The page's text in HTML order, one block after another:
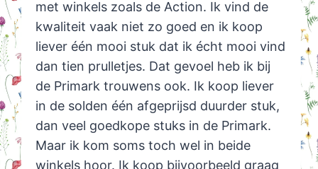
met winkels zoals de Action. Ik vind de
kwaliteit vaak niet zo goed en ik koop
liever één mooi stuk dat ik écht mooi vind
dan tien prulletjes. Dat gevoel heb ik bij
de Primark trouwens ook. Ik koop liever
in de solden één afgeprijsd duurder stuk,
dan veel goedkope stuks in de Primark.
Maar ik kom soms toch wel in beide
winkels hoor. Ik koop bijvoorbeeld graag